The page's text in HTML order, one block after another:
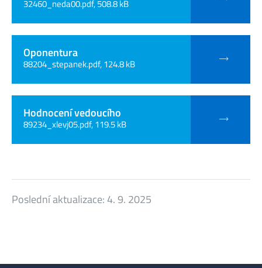
32460_neda00.pdf, 508.8 kB
Oponentura
88204_stepanek.pdf, 124.8 kB
Hodnocení vedoucího
89234_xlevj05.pdf, 119.5 kB
Poslední aktualizace:4. 9. 2025